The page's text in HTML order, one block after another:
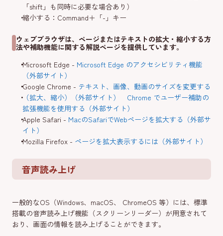
「shift」も同時に必要な場合あり）
縮小する：Command＋「-」キー
ウェブブラウザは、ページまたはテキストの拡大・縮小する方
法や補助機能に関する解説ページを提供しています。
Microsoft Edge - Microsoft Edge のアクセシビリティ機能
（外部サイト）
Google Chrome - テキスト、画像、動画のサイズを変更する
（拡大、縮小）（外部サイト）
Chrome でユーザー補助の
拡張機能を使用する（外部サイト）
Apple Safari - MacのSafariでWebページを拡大する（外部サ
イト）
Mozilla Firefox - ページを拡大表示するには（外部サイト）
音声読み上げ
一般的なOS（Windows、macOS、 ChromeOS 等）には、標準
搭載の音声読み上げ機能（スクリーンリーダー）が用意されて
おり、画面の情報を読み上げることができます。